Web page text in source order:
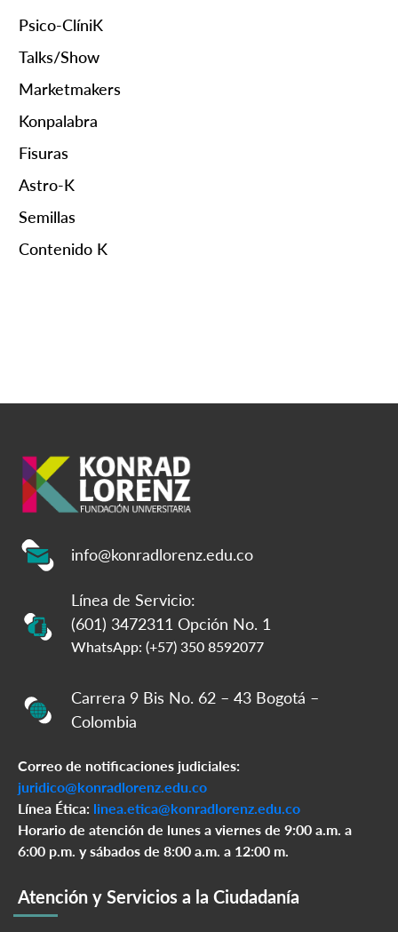
Psico-ClíniK
Talks/Show
Marketmakers
Konpalabra
Fisuras
Astro-K
Semillas
Contenido K
info@konradlorenz.edu.co
Línea de Servicio:
(601) 3472311 Opción No. 1
WhatsApp: (+57) 350 8592077
Carrera 9 Bis No. 62 – 43 Bogotá –
Colombia
Correo de notificaciones judiciales:
juridico@konradlorenz.edu.co
Línea Ética: linea.etica@konradlorenz.edu.co
Horario de atención de lunes a viernes de 9:00 a.m. a
6:00 p.m. y sábados de 8:00 a.m. a 12:00 m.
Atención y Servicios a la Ciudadanía